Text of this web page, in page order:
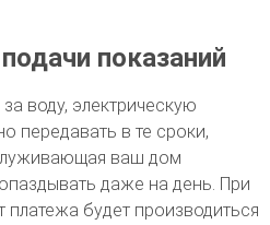
показаний
воду, электрическую
передавать в те сроки,
ваш дом
даже на день. При
платежа будет производиться